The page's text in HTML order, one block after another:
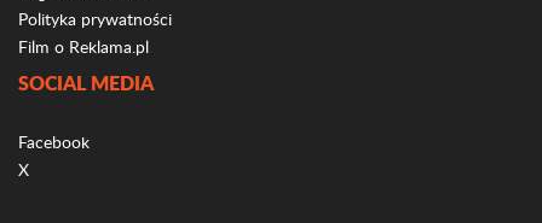
Polityka prywatności
Film o Reklama.pl
SOCIAL MEDIA
Facebook
X